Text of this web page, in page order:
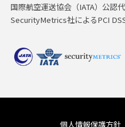
国際航空運送協会（IATA）公認
SecurityMetrics社によるPCI
個人情報保護方針